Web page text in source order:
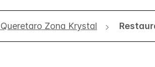
Zona Krystal